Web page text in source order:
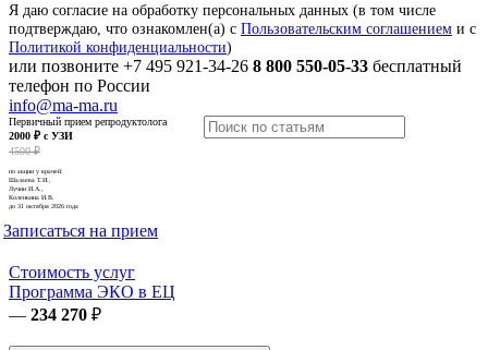
Я даю согласие на обработку персональных данных (в том числе
подтверждаю, что ознакомлен(а) с Пользовательским соглашением и с
Политикой конфиденциальности)
или позвоните +7 495 921-34-26 8 800 550-05-33 бесплатный
телефон по России
info@ma-ma.ru
Первичный прием репродуктолога
2000 ₽ с УЗИ
4500 ₽
по акции у врачей:
Шалаева Т.И.,
Лучин И.А.,
Коленкина И.В.
до 31 октября 2026 года
Записаться на прием
Стоимость услуг
Программа ЭКО в ЕЦ
— 234 270 ₽